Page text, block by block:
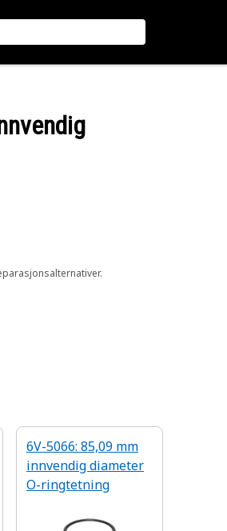
6V-5066: 85,09 mm
innvendig diameter
O-ringtetning